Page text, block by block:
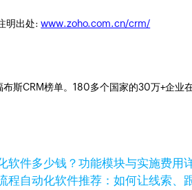
明出处:www.zoho.com.cn/crm/
斯CRM榜单。180多个国家的30万+企业
软件多少钱？功能模块与实施费用
程自动化软件推荐：如何让线索、